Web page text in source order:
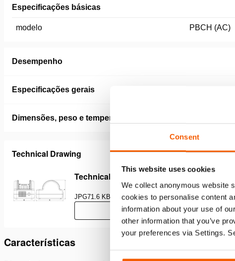
Consent
This website uses cookies
We collect anonymous website
cookies to personalise content
information about your use of
other information that you’ve
your preferences via Settings.
Especificações básicas
modelo PBCH (AC)
Desempenho
Especificações gerais
Dimensões, peso e temperatura
Technical Drawing
Technical drawing PBCH
JPG71.6 KB
Download
Características